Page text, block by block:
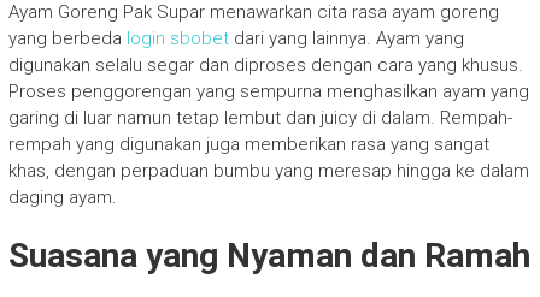
Ayam Goreng Pak Supar menawarkan cita rasa ayam goreng
yang berbeda login sbobetdari yang lainnya. Ayam yang
digunakan selalu segar dan diproses dengan cara yang khusus.
Proses penggorengan yang sempurna menghasilkan ayam yang
garing di luar namun tetap lembut dan juicy di dalam. Rempah-
rempah yang digunakan juga memberikan rasa yang sangat
khas, dengan perpaduan bumbu yang meresap hingga ke dalam
daging ayam.
Suasana yang Nyaman dan Ramah